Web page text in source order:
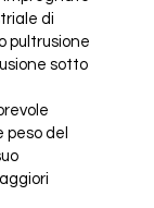
di
pultrusione
sotto
del